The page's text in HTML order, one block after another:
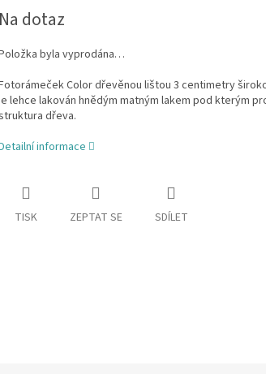
cena:
Na dotaz
byla vyprodána…
Color dřevěnou lištou 3 centimetry
lehce lakován hnědým matným lakem pod kterým
dřeva.
informace
TISK ZEPTAT SE SDÍLET